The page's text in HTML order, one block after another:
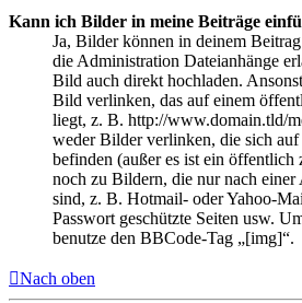
Kann ich Bilder in meine Beiträge
Ja, Bilder können in deinem
die Administration Dateianhänge
Bild auch direkt hochladen.
Bild verlinken, das auf einem
liegt, z. B. http://www.domain.tld/
weder Bilder verlinken, die sich auf
befinden (außer es ist ein öffentlich
noch zu Bildern, die nur nach
sind, z. B. Hotmail- oder Yahoo-
Passwort geschützte Seiten usw.
benutze den BBCode-Tag „[img]“.
Nach oben